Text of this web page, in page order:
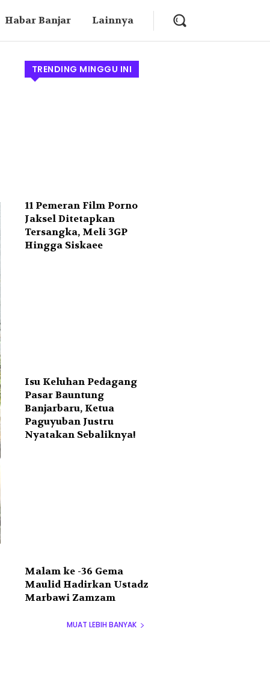
Habar Banjar Lainnya
TRENDING MINGGU INI
11 Pemeran Film Porno
Jaksel Ditetapkan
Tersangka, Meli 3GP
Hingga Siskaee
Isu Keluhan Pedagang
Pasar Bauntung
Banjarbaru, Ketua
Paguyuban Justru
Nyatakan Sebaliknya!
Malam ke -36 Gema
Maulid Hadirkan Ustadz
Marbawi Zamzam
MUAT LEBIH BANYAK